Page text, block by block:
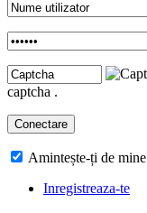
captcha .
Amintește-ți de mine
Inregistreaza-te